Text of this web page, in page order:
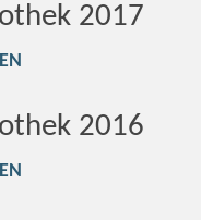
2017
2016